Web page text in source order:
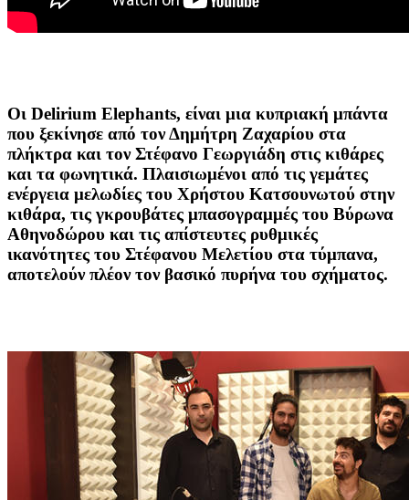
Οι Delirium Elephants, είναι μια κυπριακή μπάντα
που ξεκίνησε από τον Δημήτρη Ζαχαρίου στα
πλήκτρα και τον Στέφανο Γεωργιάδη στις κιθάρες
και τα φωνητικά. Πλαισιωμένοι από τις γεμάτες
ενέργεια μελωδίες του Χρήστου Κατσουνωτού στην
κιθάρα, τις γκρουβάτες μπασογραμμές του Βύρωνα
Αθηνοδώρου και τις απίστευτες ρυθμικές
ικανότητες του Στέφανου Μελετίου στα τύμπανα,
αποτελούν πλέον τον βασικό πυρήνα του σχήματος.